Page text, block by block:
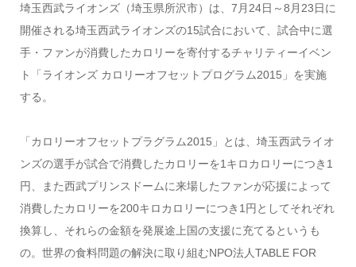
埼玉西武ライオンズ（埼玉県所沢市）は、7月24日～8月23日に
開催される埼玉西武ライオンズの15試合において、試合中に選
手・ファンが消費したカロリーを寄付するチャリティーイベン
ト「ライオンズ カロリーオフセットプログラム2015」を実施
する。
「カロリーオフセットプラグラム2015」とは、埼玉西武ライオ
ンズの選手が試合で消費したカロリーを1キロカロリーにつき1
円、また西武プリンスドームに来場したファンが応援によって
消費したカロリーを200キロカロリーにつき1円としてそれぞれ
換算し、それらの金額を発展途上国の支援に充てるというも
の。世界の食料問題の解決に取り組むNPO法人TABLE FOR